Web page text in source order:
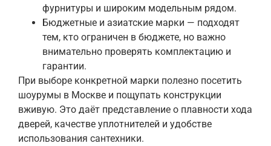
фурнитуры и широким модельным рядом.
Бюджетные и азиатские марки — подходят
тем, кто ограничен в бюджете, но важно
внимательно проверять комплектацию и
гарантии.
При выборе конкретной марки полезно посетить
шоурумы в Москве и пощупать конструкции
вживую. Это даёт представление о плавности хода
дверей, качестве уплотнителей и удобстве
использования сантехники.